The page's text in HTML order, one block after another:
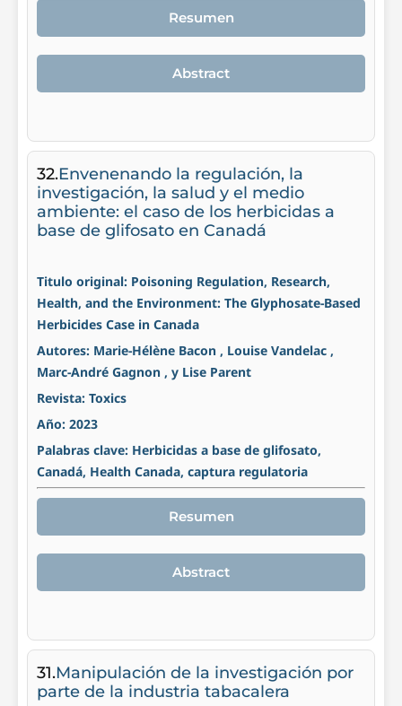
Resumen
Abstract
32.Envenenando la regulación, la
investigación, la salud y el medio
ambiente: el caso de los herbicidas a
base de glifosato en Canadá
Titulo original: Poisoning Regulation, Research,
Health, and the Environment: The Glyphosate-Based
Herbicides Case in Canada
Autores: Marie-Hélène Bacon , Louise Vandelac ,
Marc-André Gagnon , y Lise Parent
Revista: Toxics
Año: 2023
Palabras clave: Herbicidas a base de glifosato,
Canadá, Health Canada, captura regulatoria
Resumen
Abstract
31.Manipulación de la investigación por
parte de la industria tabacalera